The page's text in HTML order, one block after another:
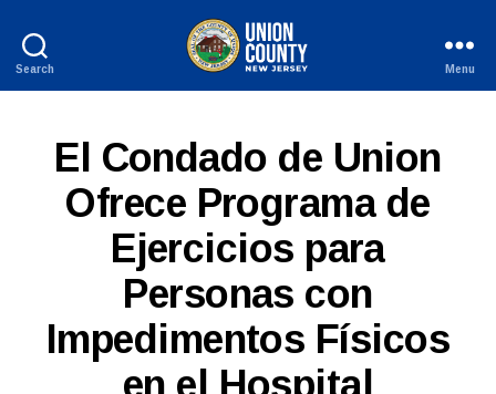
Search
New
Jersey
Menu
Categories
El Condado de Union
Ofrece Programa de
Ejercicios para
Personas con
Impedimentos Físicos
en el Hospital
B
y